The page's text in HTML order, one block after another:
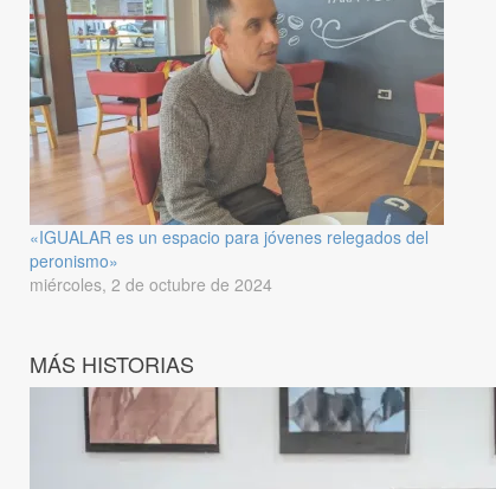
«IGUALAR es un espacio para jóvenes relegados del
peronismo»
miércoles, 2 de octubre de 2024
MÁS HISTORIAS